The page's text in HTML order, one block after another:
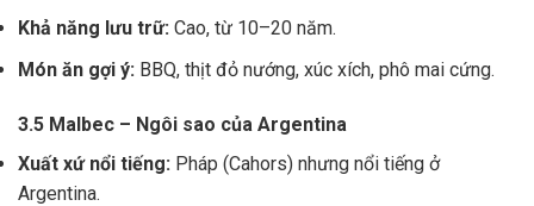
Khả năng lưu trữ: Cao, từ 10–20 năm.
Món ăn gợi ý: BBQ, thịt đỏ nướng, xúc xích, phô mai cứng.
3.5 Malbec – Ngôi sao của Argentina
Xuất xứ nổi tiếng: Pháp (Cahors) nhưng nổi tiếng ở
Argentina.